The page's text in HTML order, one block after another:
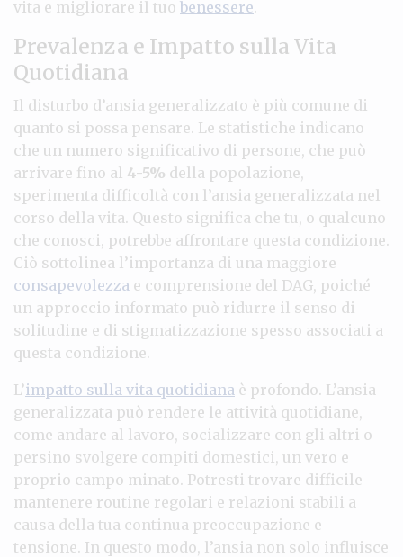
vita e migliorare il tuo benessere.
Prevalenza e Impatto sulla Vita
Quotidiana
Il disturbo d’ansia generalizzato è più comune di
quanto si possa pensare. Le statistiche indicano
che un numero significativo di persone, che può
arrivare fino al 4-5% della popolazione,
sperimenta difficoltà con l’ansia generalizzata nel
corso della vita. Questo significa che tu, o qualcuno
che conosci, potrebbe affrontare questa condizione.
Ciò sottolinea l’importanza di una maggiore
consapevolezza e comprensione del DAG, poiché
un approccio informato può ridurre il senso di
solitudine e di stigmatizzazione spesso associati a
questa condizione.
L’impatto sulla vita quotidiana è profondo. L’ansia
generalizzata può rendere le attività quotidiane,
come andare al lavoro, socializzare con gli altri o
persino svolgere compiti domestici, un vero e
proprio campo minato. Potresti trovare difficile
mantenere routine regolari e relazioni stabili a
causa della tua continua preoccupazione e
tensione. In questo modo, l’ansia non solo influisce